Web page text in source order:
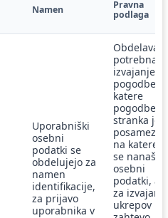
Namen
Pravna
podlaga
Uporabniški
osebni
podatki se
obdelujejo za
namen
identifikacije,
za prijavo
uporabnika v
Obdelava
potrebna
izvajanje
pogodbe,
katere
pogodbena
stranka je
na
se
osebni
podatki, ali
za izvajanje
ukrepov na